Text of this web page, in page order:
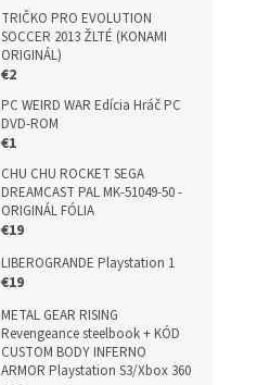
TRIČKO PRO EVOLUTION
SOCCER 2013 ŽLTÉ (KONAMI
ORIGINÁL)
€2
PC WEIRD WAR Edícia Hráč PC
DVD-ROM
€1
CHU CHU ROCKET SEGA
DREAMCAST PAL MK-51049-50 -
ORIGINÁL FÓLIA
€19
LIBEROGRANDE Playstation 1
€19
METAL GEAR RISING
Revengeance steelbook + KÓD
CUSTOM BODY INFERNO
ARMOR Playstation S3/Xbox 360